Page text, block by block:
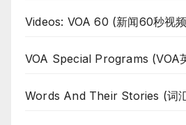
Videos: VOA 60 (新闻60秒视
VOA Special Programs (VOA
Words And Their Stories (词